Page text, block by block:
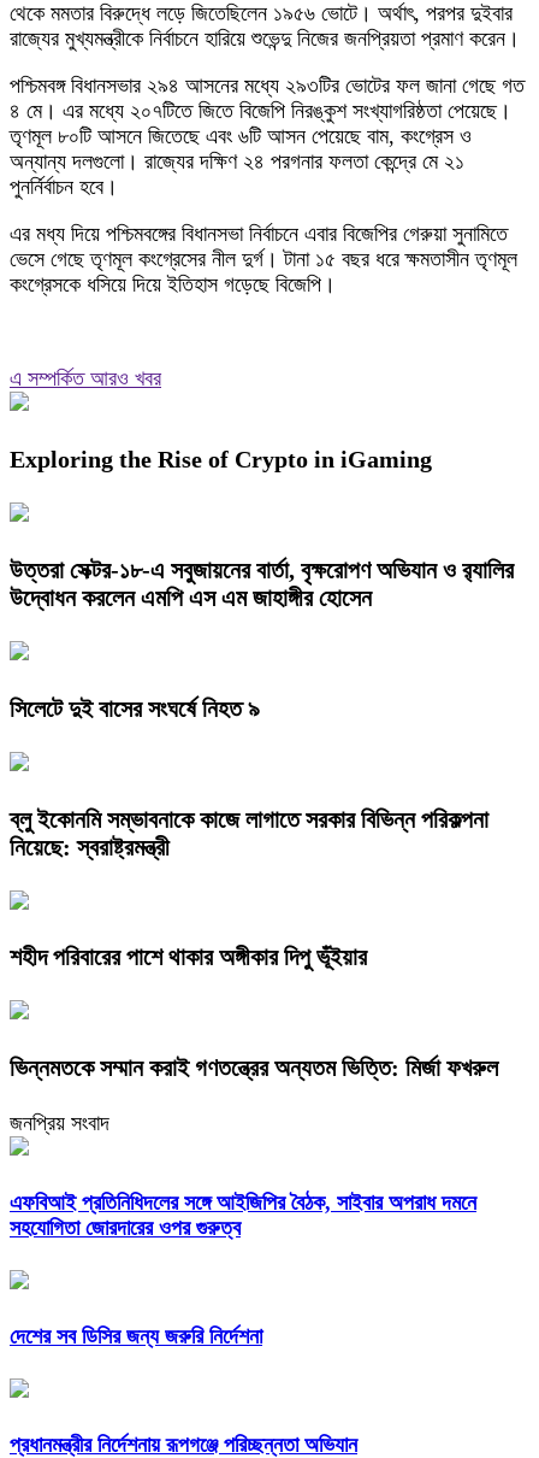
থেকে মমতার বিরুদ্ধে লড়ে জিতেছিলেন ১৯৫৬ ভোটে। অর্থাৎ, পরপর দুইবার
রাজ্যের মুখ্যমন্ত্রীকে নির্বাচনে হারিয়ে শুভেন্দু নিজের জনপ্রিয়তা প্রমাণ করেন।
পশ্চিমবঙ্গ বিধানসভার ২৯৪ আসনের মধ্যে ২৯৩টির ভোটের ফল জানা গেছে গত
৪ মে। এর মধ্যে ২০৭টিতে জিতে বিজেপি নিরঙ্কুশ সংখ্যাগরিষ্ঠতা পেয়েছে।
তৃণমূল ৮০টি আসনে জিতেছে এবং ৬টি আসন পেয়েছে বাম, কংগ্রেস ও
অন্যান্য দলগুলো। রাজ্যের দক্ষিণ ২৪ পরগনার ফলতা কেন্দ্রে মে ২১
পুনর্নির্বাচন হবে।
এর মধ্য দিয়ে পশ্চিমবঙ্গের বিধানসভা নির্বাচনে এবার বিজেপির গেরুয়া সুনামিতে
ভেসে গেছে তৃণমূল কংগ্রেসের নীল দুর্গ। টানা ১৫ বছর ধরে ক্ষমতাসীন তৃণমূল
কংগ্রেসকে ধসিয়ে দিয়ে ইতিহাস গড়েছে বিজেপি।
এ সম্পর্কিত আরও খবর
Exploring the Rise of Crypto in iGaming
উত্তরা সেক্টর-১৮-এ সবুজায়নের বার্তা, বৃক্ষরোপণ অভিযান ও র‍্যালির
উদ্বোধন করলেন এমপি এস এম জাহাঙ্গীর হোসেন
সিলেটে দুই বাসের সংঘর্ষে নিহত ৯
ব্লু ইকোনমি সম্ভাবনাকে কাজে লাগাতে সরকার বিভিন্ন পরিকল্পনা
নিয়েছে: স্বরাষ্ট্রমন্ত্রী
শহীদ পরিবারের পাশে থাকার অঙ্গীকার দিপু ভূঁইয়ার
ভিন্নমতকে সম্মান করাই গণতন্ত্রের অন্যতম ভিত্তি: মির্জা ফখরুল
জনপ্রিয় সংবাদ
এফবিআই প্রতিনিধিদলের সঙ্গে আইজিপির বৈঠক, সাইবার অপরাধ দমনে
সহযোগিতা জোরদারের ওপর গুরুত্ব
দেশের সব ডিসির জন্য জরুরি নির্দেশনা
প্রধানমন্ত্রীর নির্দেশনায় রূপগঞ্জে পরিচ্ছন্নতা অভিযান